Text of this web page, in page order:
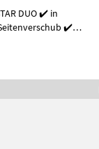
DUO ✔️ in
✔️